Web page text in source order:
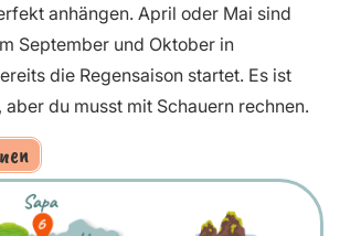
anhängen. April oder Mai sind
September und Oktober in
die Regensaison startet. Es ist
du musst mit Schauern rechnen.